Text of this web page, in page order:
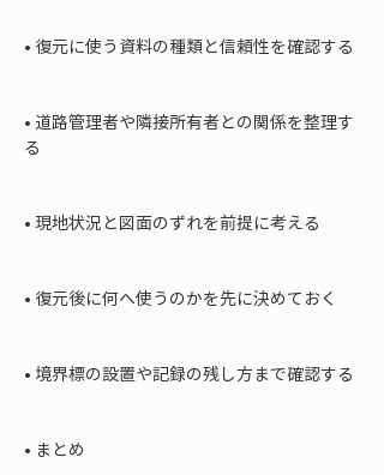
• 復元に使う資料の種類と信頼性を確認する
• 道路管理者や隣接所有者との関係を整理す
る
• 現地状況と図面のずれを前提に考える
• 復元後に何へ使うのかを先に決めておく
• 境界標の設置や記録の残し方まで確認する
• まとめ